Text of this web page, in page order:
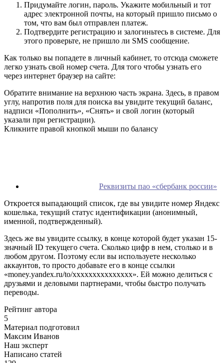
Придумайте логин, пароль. Укажите мобильный и тот
адрес электронной почты, на который пришло письмо о
том, что вам был отправлен платеж.
Подтвердите регистрацию и залогиньтесь в системе. Для
этого проверьте, не пришло ли SMS сообщение.
Как только вы попадете в личный кабинет, то отсюда сможете
легко узнать свой номер счета. Для того чтобы узнать его
через интернет браузер на сайте:
Обратите внимание на верхнюю часть экрана. Здесь, в правом
углу, напротив поля для поиска вы увидите текущий баланс,
надписи «Пополнить», «Снять» и свой логин (который
указали при регистрации).
Кликните правой кнопкой мыши по балансу
Реквизиты пао «сбербанк россии»
Откроется выпадающий список, где вы увидите номер Яндекс
кошелька, текущий статус идентификации (анонимный,
именной, подтвержденный).
Здесь же вы увидите ссылку, в конце которой будет указан 15-
значный ID текущего счета. Сколько цифр в нем, столько и в
любом другом. Поэтому если вы используете несколько
аккаунтов, то просто добавьте его в конце ссылки
«money.yandex.ru/to/xxxxxxxxxxxxxxx». Ей можно делиться с
друзьями и деловыми партнерами, чтобы быстро получать
переводы.
Рейтинг автора
5
Материал подготовил
Максим Иванов
Наш эксперт
Написано статей